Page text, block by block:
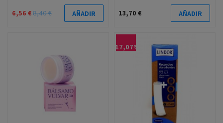
6,56 €8,40 € AÑADIR 13,70 € AÑADIR
-17,07%